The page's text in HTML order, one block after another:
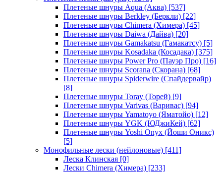
Плетеные шнуры Aqua (Аква) [537]
Плетеные шнуры Berkley (Беркли) [22]
Плетеные шнуры Chimera (Химера) [45]
Плетеные шнуры Daiwa (Дайва) [20]
Плетеные шнуры Gamakatsu (Гамакатсу) [5]
Плетеные шнуры Kosadaka (Косадака) [375]
Плетеные шнуры Power Pro (Пауэр Про) [16]
Плетеные шнуры Scorana (Скорана) [68]
Плетеные шнуры Spiderwire (Спайдервайр)
[8]
Плетеные шнуры Toray (Торей) [9]
Плетеные шнуры Varivas (Варивас) [94]
Плетеные шнуры Yamatoyo (Яматойо) [12]
Плетеные шнуры YGK (ЮДжиКей) [62]
Плетеные шнуры Yoshi Onyx (Йоши Оникс)
[5]
Монофильные лески (нейлоновые) [411]
Леска Клинская [0]
Лески Chimera (Химера) [233]